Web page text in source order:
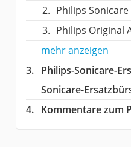
Philips
Philips Original
mehr anzeigen
Philips-Sonicare-
Sonicare-
Kommentare zum